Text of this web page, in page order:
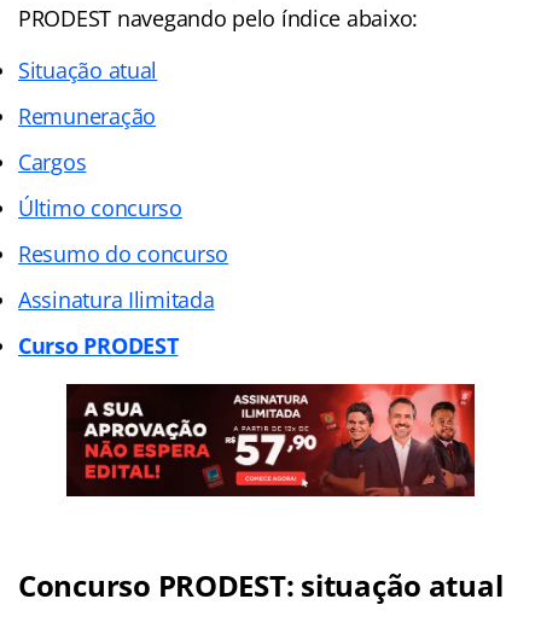
PRODEST navegando pelo índice abaixo:
Situação atual
Remuneração
Cargos
Último concurso
Resumo do concurso
Assinatura Ilimitada
Curso PRODEST
Concurso PRODEST: situação atual